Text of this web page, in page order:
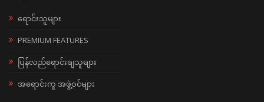
ရောင်းသူများ
PREMIUM FEATURES
ပြန်လည်ရောင်းချသူများ
အရောင်းကူ အဖွဲ့ဝင်များ